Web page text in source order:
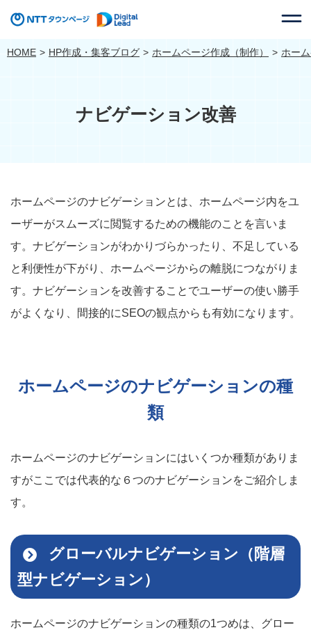
HOME HP作成・集客ブログ ホームページ作成（制作） ホー
ナビゲーション改善
ホームページのナビゲーションとは、ホームページ内をユ
ーザーがスムーズに閲覧するための機能のことを言いま
す。ナビゲーションがわかりづらかったり、不足している
と利便性が下がり、ホームページからの離脱につながりま
す。ナビゲーションを改善することでユーザーの使い勝手
がよくなり、間接的にSEOの観点からも有効になります。
ホームページのナビゲーションの種
類
ホームページのナビゲーションにはいくつか種類がありま
すがここでは代表的な６つのナビゲーションをご紹介しま
す。
グローバルナビゲーション（階層
型ナビゲーション）
ホームページのナビゲーションの種類の1つめは、グロー